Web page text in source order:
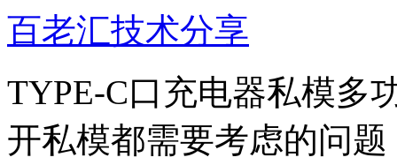
百老汇技术分享
TYPE-C口充电器私模多
开私模都需要考虑的问